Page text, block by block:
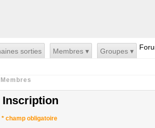
sorties Membres ▾ Groupes ▾
Membres
Inscription
*champ obligatoire